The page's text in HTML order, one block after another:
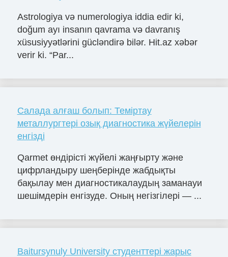
Astrologiya və numerologiya iddia edir ki,
doğum ayı insanın qavrama və davranış
xüsusiyyətlərini gücləndirə bilər. Hit.az xəbər
verir ki. “Par...
Салада алғаш болып: Теміртау
металлургтері озық диагностика жүйелерін
енгізді
Qarmet өндірісті жүйелі жаңғырту және
цифрландыру шеңберінде жабдықты
бақылау мен диагностикалаудың заманауи
шешімдерін енгізуде. Оның негізгілері — ...
Baitursynuly University студенттері жарыс